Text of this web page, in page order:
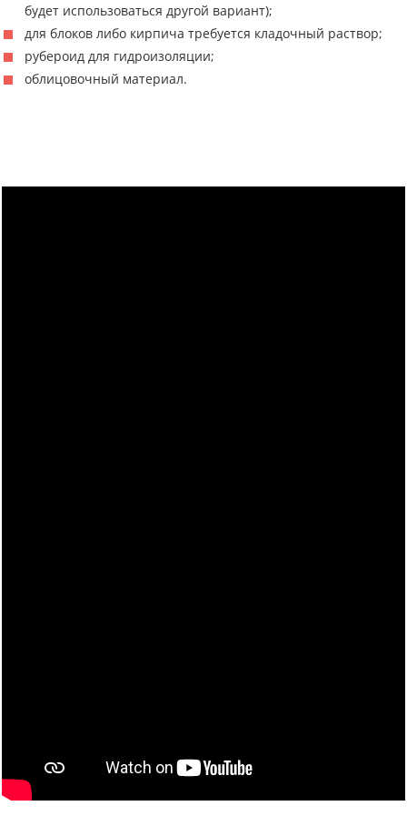
будет использоваться другой вариант);
для блоков либо кирпича требуется кладочный раствор;
рубероид для гидроизоляции;
облицовочный материал.